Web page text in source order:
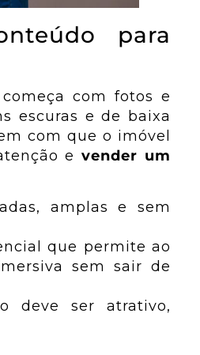
para
com fotos e
escuras e de baixa
com que o imóvel
evender um
amplas e sem
que permite ao
sem sair de
deve ser atrativo,